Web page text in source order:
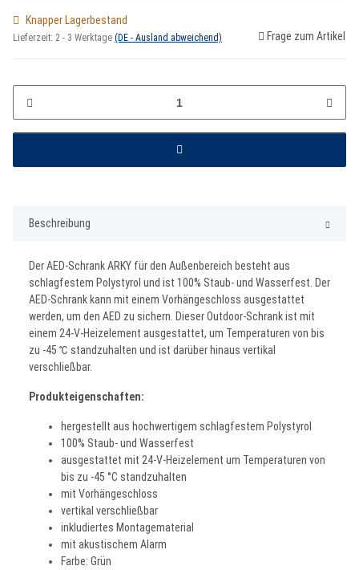
Knapper Lagerbestand
Lieferzeit: 2 - 3 Werktage (DE - Ausland abweichend) Frage zum Artikel
Beschreibung
Der AED-Schrank ARKY für den Außenbereich besteht aus
schlagfestem Polystyrol und ist 100% Staub- und Wasserfest. Der
AED-Schrank kann mit einem Vorhängeschloss ausgestattet
werden, um den AED zu sichern. Dieser Outdoor-Schrank ist mit
einem 24-V-Heizelement ausgestattet, um Temperaturen von bis
zu -45 ℃ standzuhalten und ist darüber hinaus vertikal
verschließbar.
Produkteigenschaften:
hergestellt aus hochwertigem schlagfestem Polystyrol
100% Staub- und Wasserfest
ausgestattet mit 24-V-Heizelement um Temperaturen von
bis zu -45 °C standzuhalten
mit Vorhängeschloss
vertikal verschließbar
inkludiertes Montagematerial
mit akustischem Alarm
Farbe: Grün